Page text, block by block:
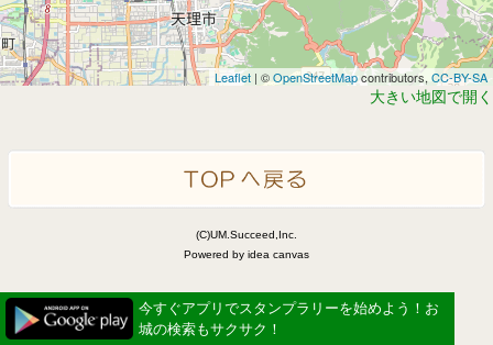
Leaflet | ©OpenStreetMapcontributors, CC-BY-SA
大きい地図で開く
(C)UM.Succeed,Inc.
Powered by idea canvas
今すぐアプリでスタンプラリーを始めよう！お
城の検索もサクサク！